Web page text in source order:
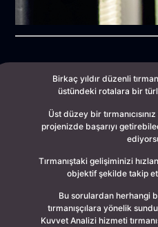
Birkaç yıldır düzenli
üstündeki rotalara bir
Üst düzey bir
projenizde başarıyı
Tırmanıştaki gelişiminizi
objektif şekilde takip
Bu sorulardan herhangi
tırmanışçılara yönelik
Kuvvet Analizi hizmeti